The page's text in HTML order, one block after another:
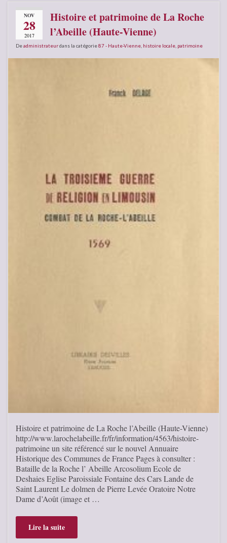
NOV
28
2017
Histoire et patrimoine de La Roche
l’Abeille (Haute-Vienne)
Deadministrateurdans la catégorie87 - Haute-Vienne histoire locale patrimoine
Histoire et patrimoine de La Roche l’Abeille (Haute-Vienne)
http://www.larochelabeille.fr/fr/information/4563/histoire-
patrimoine un site référencé sur le nouvel Annuaire
Historique des Communes de France Pages à consulter :
Bataille de la Roche l’ Abeille Arcosolium Ecole de
Deshaies Eglise Paroissiale Fontaine des Cars Lande de
Saint Laurent Le dolmen de Pierre Levée Oratoire Notre
Dame d’Août (image et …
Lire la suite